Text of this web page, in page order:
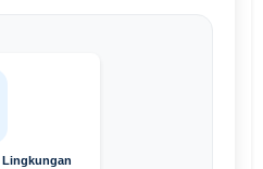
Lingkungan